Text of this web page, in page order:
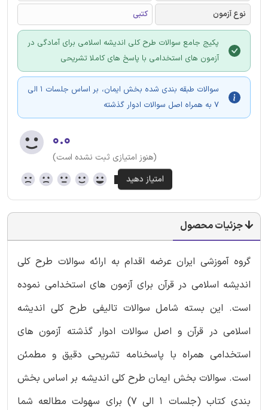
نوع آزمون
کتبی
پکیج جامع سوالات طرح کلی اندیشه اسلامی برای آمادگی در
آزمون های استخدامی با پاسخ های کاملا تشریحی
سوالات طبقه بندی شده بخش ایمان، بر اساس جلسات 1 الی
7 به همراه اصل سوالات ادوار گذشته
۰.۰
(هنوز امتیازی ثبت نشده است)
جزئیات محصول
گروه آموزشی ایران عرضه اقدام به ارائه سوالات طرح کلی
اندیشه اسلامی در قرآن برای آزمون های استخدامی نموده
است. این بسته شامل سوالات تالیفی طرح کلی اندیشه
اسلامی در قرآن و اصل سوالات ادوار گذشته آزمون های
استخدامی همراه با پاسخنامه تشریحی دقیق و مطمئن
است. سوالات بخش ایمان طرح کلی اندیشه بر اساس بخش
بندی کتاب (جلسات 1 الی 7) برای سهولت مطالعه شما